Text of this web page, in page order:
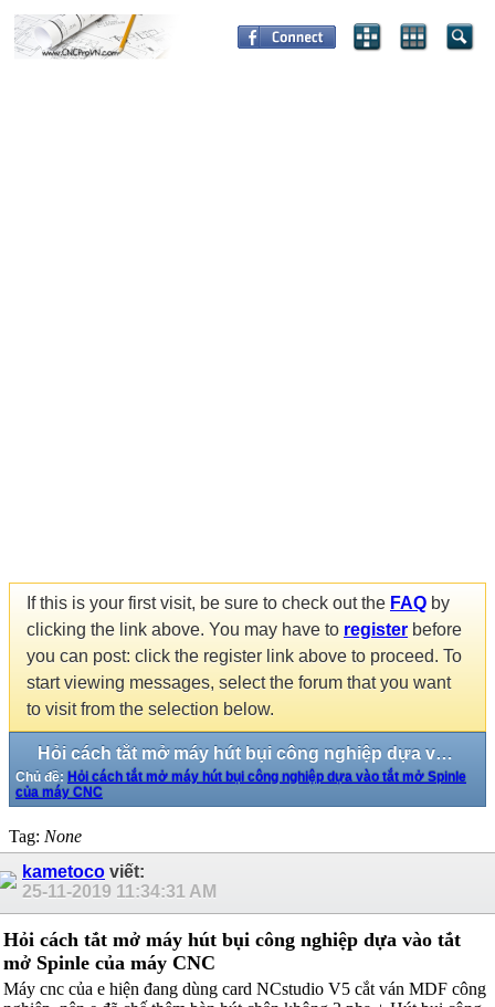
If this is your first visit, be sure to check out the FAQ by
clicking the link above. You may have to register before
you can post: click the register link above to proceed. To
start viewing messages, select the forum that you want
to visit from the selection below.
Hỏi cách tắt mở máy hút bụi công nghiệp dựa vào tắt mở Spinle của máy CNC
Chủ đề: Hỏi cách tắt mở máy hút bụi công nghiệp dựa vào tắt mở Spinle
của máy CNC
Tag: None
kametoco viết:
25-11-2019 11:34:31 AM
Hỏi cách tắt mở máy hút bụi công nghiệp dựa vào tắt
mở Spinle của máy CNC
Máy cnc của e hiện đang dùng card NCstudio V5 cắt ván MDF công